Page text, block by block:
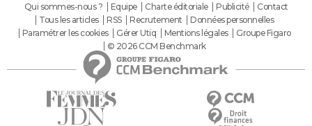
Qui sommes-nous ? Equipe Charte éditoriale Publicité
Contact
Tous les articles
RSS Recrutement
Données personnelles
Paramétrer les cookies
Gérer Utiq Mentions légales
Groupe Figaro
© 2026 CCM Benchmark